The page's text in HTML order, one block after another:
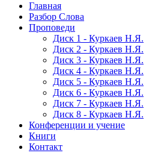
Главная
Разбор Слова
Проповеди
Диск 1 - Куркаев Н.Я.
Диск 2 - Куркаев Н.Я.
Диск 3 - Куркаев Н.Я.
Диск 4 - Куркаев Н.Я.
Диск 5 - Куркаев Н.Я.
Диск 6 - Куркаев Н.Я.
Диск 7 - Куркаев Н.Я.
Диск 8 - Куркаев Н.Я.
Конференции и учение
Книги
Контакт